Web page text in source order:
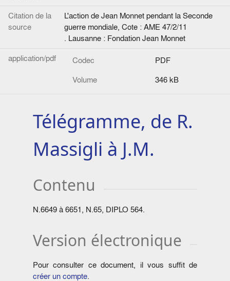
Citation de la
source
L'action de Jean Monnet pendant la Seconde
guerre mondiale, Cote : AME 47/2/11
. Lausanne : Fondation Jean Monnet
application/pdf
Codec
PDF
Volume
346 kB
Télégramme, de R.
Massigli à J.M.
Contenu
N.6649 à 6651, N.65, DIPLO 564.
Version électronique
Pour consulter ce document, il vous suffit de
créer un compte.